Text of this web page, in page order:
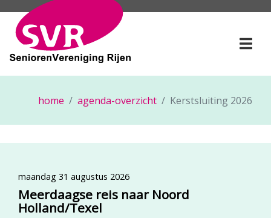
home agenda-overzicht Kerstsluiting 2026
maandag 31 augustus 2026
Meerdaagse reis naar Noord
Holland/Texel